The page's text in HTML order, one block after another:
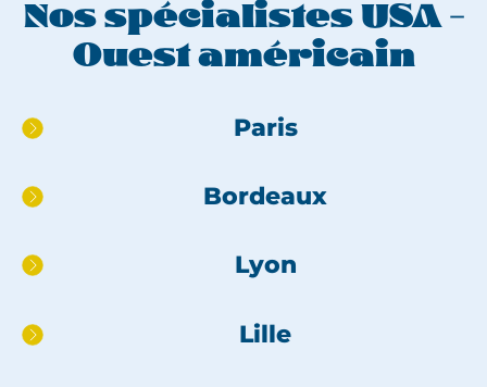
Nos spécialistes USA -
Ouest américain
Aller
directement
pied
Paris
Bordeaux
Lyon
Lille